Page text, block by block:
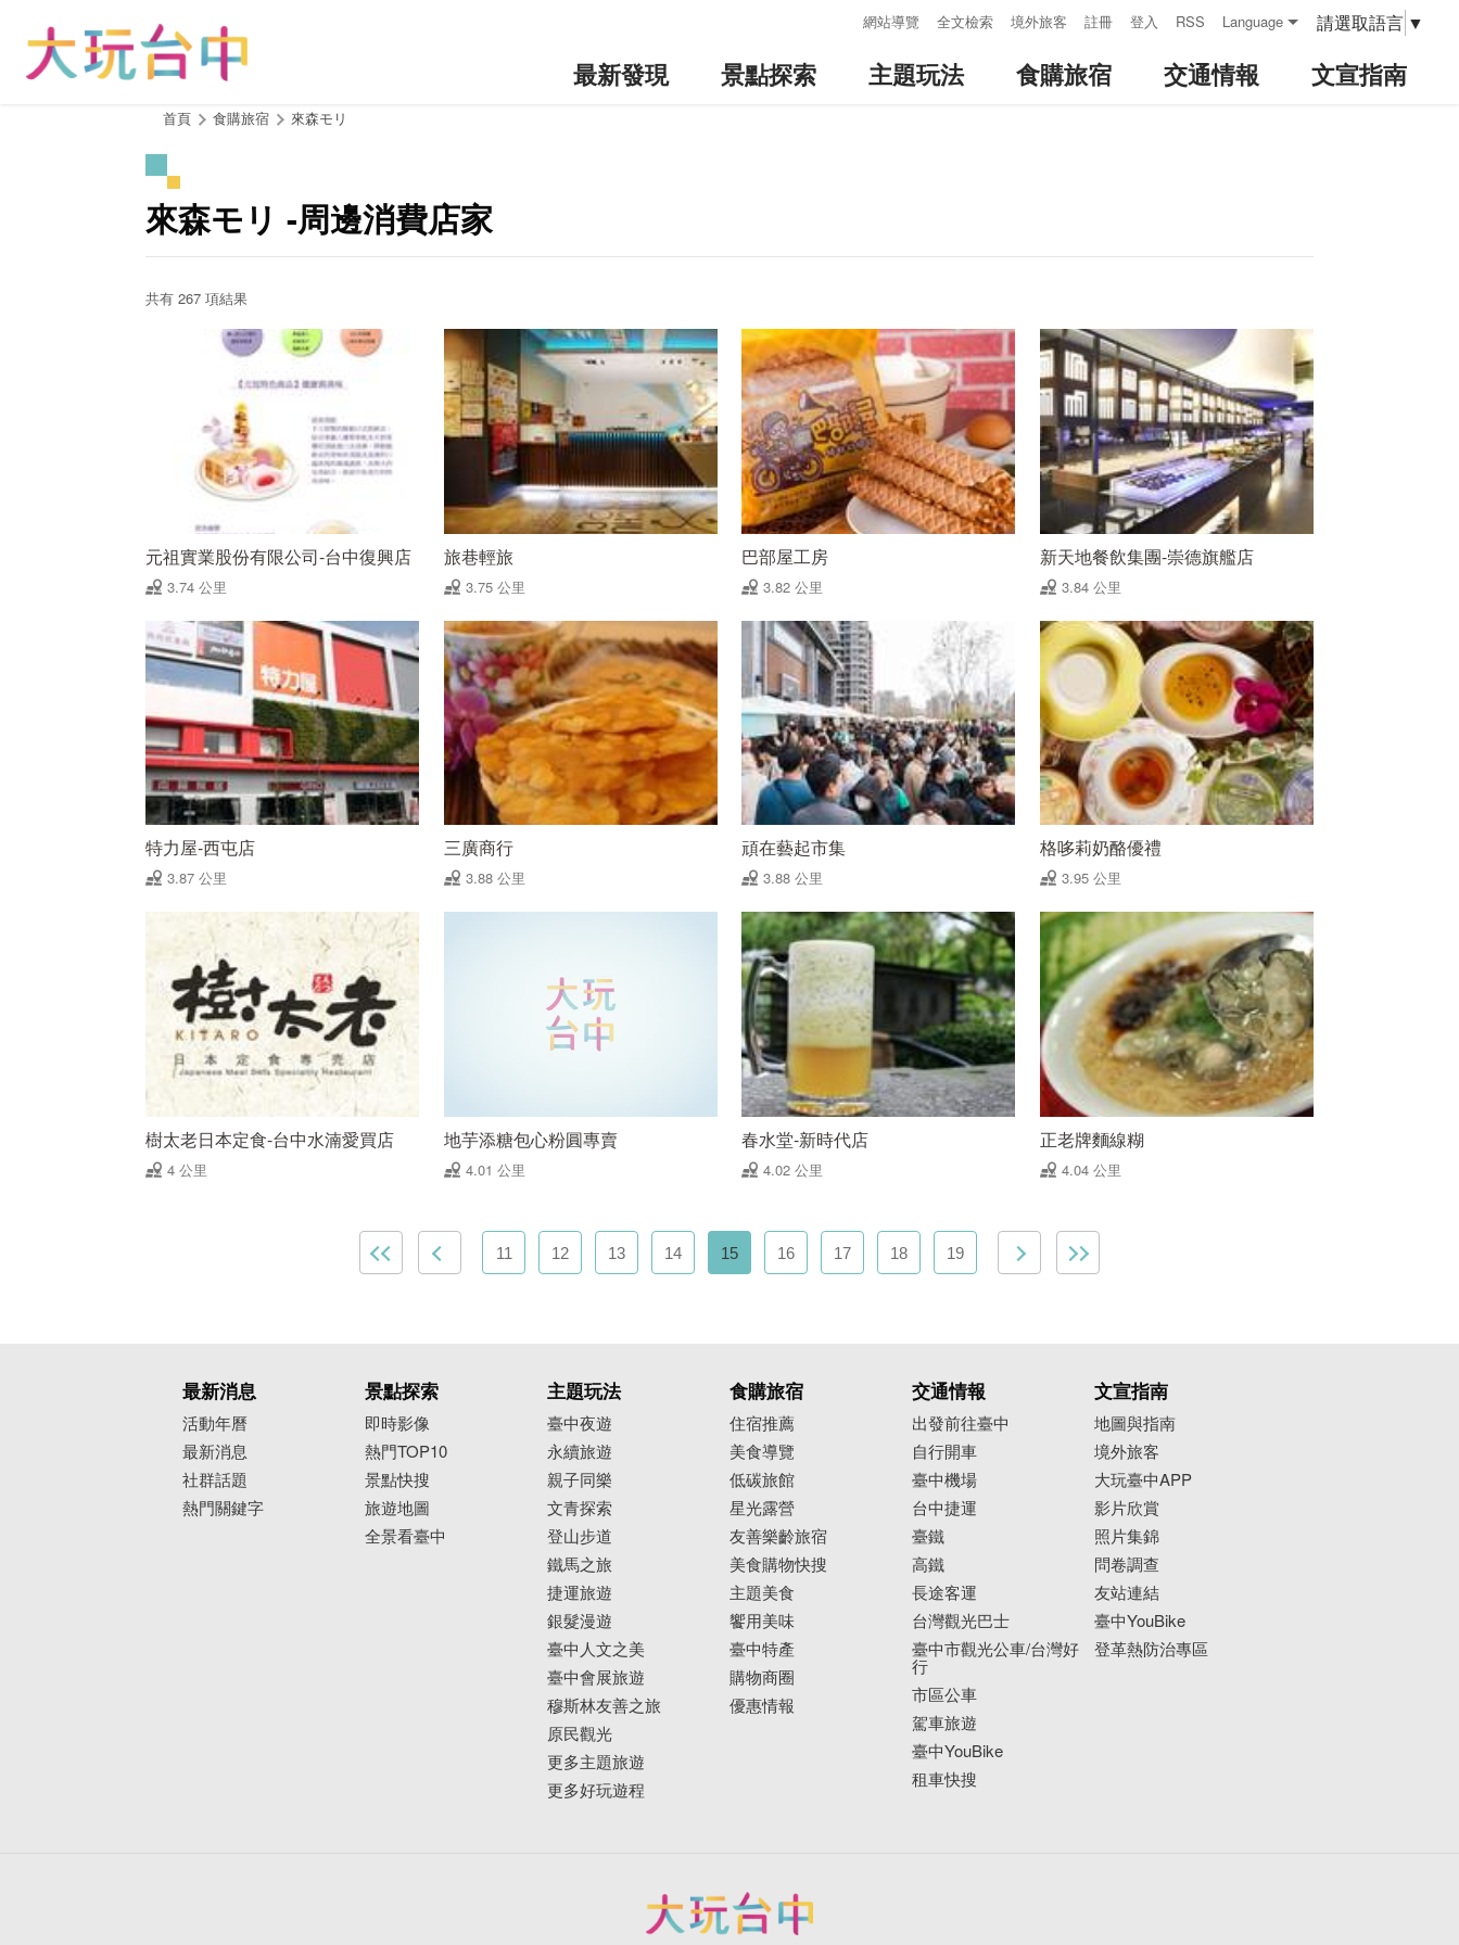
網站導覽 全文檢索 境外旅客 註冊 登入 RSS Language 請選取語言 ▼
最新發現 景點探索 主題玩法 食購旅宿 交通情報 文宣指南
首頁 食購旅宿 來森モリ
來森モリ -周邊消費店家
共有 267 項結果
元祖實業股份有限公司-台中復興店
3.74 公里
旅巷輕旅
3.75 公里
巴部屋工房
3.82 公里
新天地餐飲集團-崇德旗艦店
3.84 公里
特力屋-西屯店
3.87 公里
三廣商行
3.88 公里
頑在藝起市集
3.88 公里
格哆莉奶酪優禮
3.95 公里
樹太老日本定食-台中水湳愛買店
4 公里
地芋添糖包心粉圓專賣
4.01 公里
春水堂-新時代店
4.02 公里
正老牌麵線糊
4.04 公里
11 12 13 14 15 16 17 18 19
最新消息
活動年曆
最新消息
社群話題
熱門關鍵字
景點探索
即時影像
熱門TOP10
景點快搜
旅遊地圖
全景看臺中
主題玩法
臺中夜遊
永續旅遊
親子同樂
文青探索
登山步道
鐵馬之旅
捷運旅遊
銀髮漫遊
臺中人文之美
臺中會展旅遊
穆斯林友善之旅
原民觀光
更多主題旅遊
更多好玩遊程
食購旅宿
住宿推薦
美食導覽
低碳旅館
星光露營
友善樂齡旅宿
美食購物快搜
主題美食
饗用美味
臺中特產
購物商圈
優惠情報
交通情報
出發前往臺中
自行開車
臺中機場
台中捷運
臺鐵
高鐵
長途客運
台灣觀光巴士
臺中市觀光公車/台灣好
行
市區公車
駕車旅遊
臺中YouBike
租車快搜
文宣指南
地圖與指南
境外旅客
大玩臺中APP
影片欣賞
照片集錦
問卷調查
友站連結
臺中YouBike
登革熱防治專區